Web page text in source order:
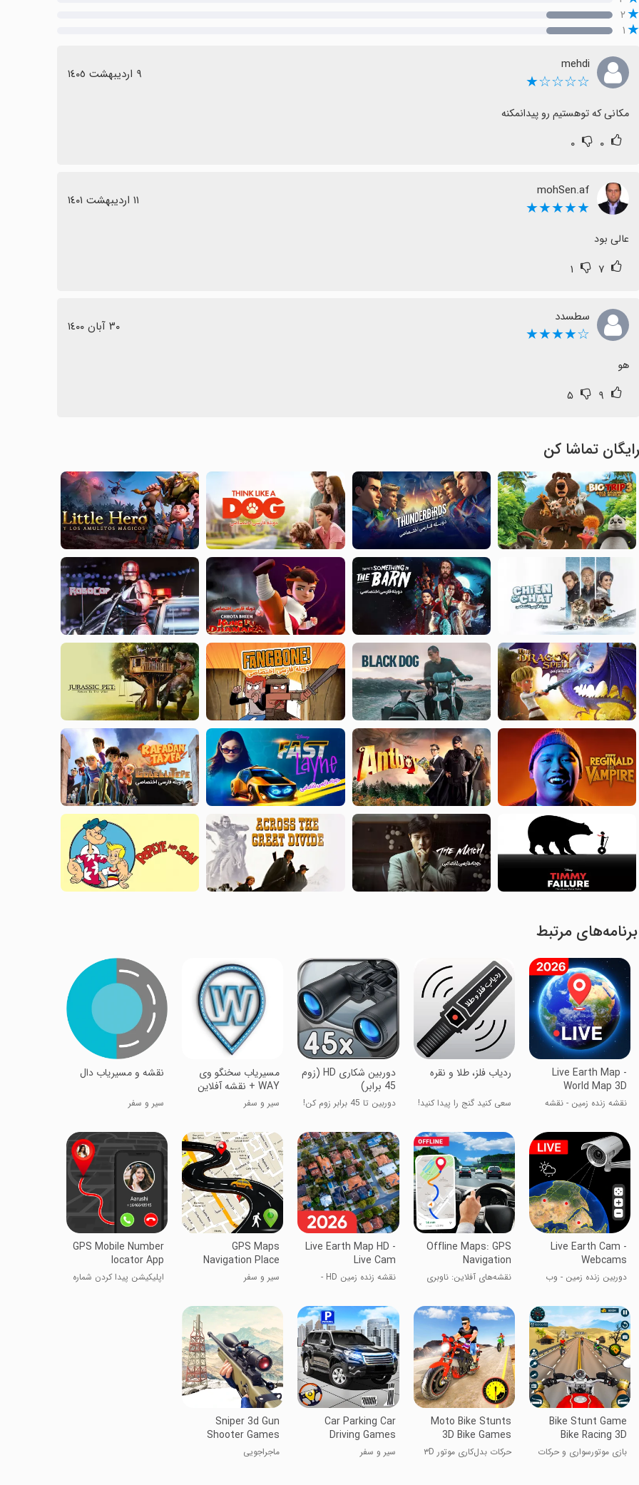
۲
۱
mehdi
☆☆☆☆★ ٩ اردیبهشت ١٤٠٥
مکانی که توهستیم رو پیدانمکنه
۰ ۰
mohSen.af
★★★★★ ١١ اردیبهشت ١٤٠١
عالی بود
۷ ۱
سطسدد
☆★★★★ ٣٠ آبان ١٤٠٠
هو
۹ ۵
رایگان تماشا کن
برنامه‌های مرتبط
Live Earth Map -
World Map 3D
نقشه زنده زمین - نقشه
ردیاب فلز، طلا و نقره
سعی کنید گنج را پیدا کنید!
دوربین شکاری HD (زوم
45 برابر)
دوربین تا 45 برابر زوم کن!
مسیریاب سخنگو وی
WAY + نقشه آفلاین
سیر و سفر
نقشه و مسیریاب دال
سیر و سفر
Live Earth Cam -
Webcams
دوربین زنده زمین - وب
Offline Maps: GPS
Navigation
نقشه‌های آفلاین: ناوبری
Live Earth Map HD -
Live Cam
نقشه زنده زمین HD -
GPS Maps
Navigation Place
Find
سیر و سفر
GPS Mobile Number
locator App
اپلیکیشن پیدا کردن شماره
Bike Stunt Game
Bike Racing 3D
بازی موتورسواری و حرکات
Moto Bike Stunts
3D Bike Games
حرکات بدل‌کاری موتور ۳D
Car Parking Car
Driving Games
سیر و سفر
Sniper 3d Gun
Shooter Games
ماجراجویی